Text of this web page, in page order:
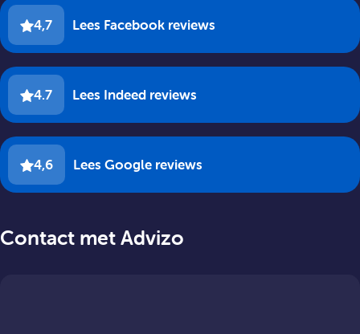
4,7 Lees Facebook reviews
4.7 Lees Indeed reviews
4,6 Lees Google reviews
Contact met Advizo